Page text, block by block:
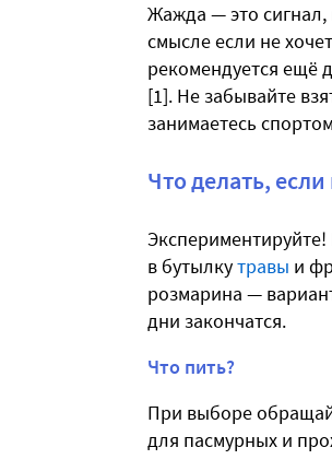
Жажда — это сигнал,
смысле если не
рекомендуется ещё
[1]. Не забывайте
занимаетесь
Что делать,
в бутылкутравы и
розмарина —
дни закончатся.
Что пить?
При выборе
для пасмурных и